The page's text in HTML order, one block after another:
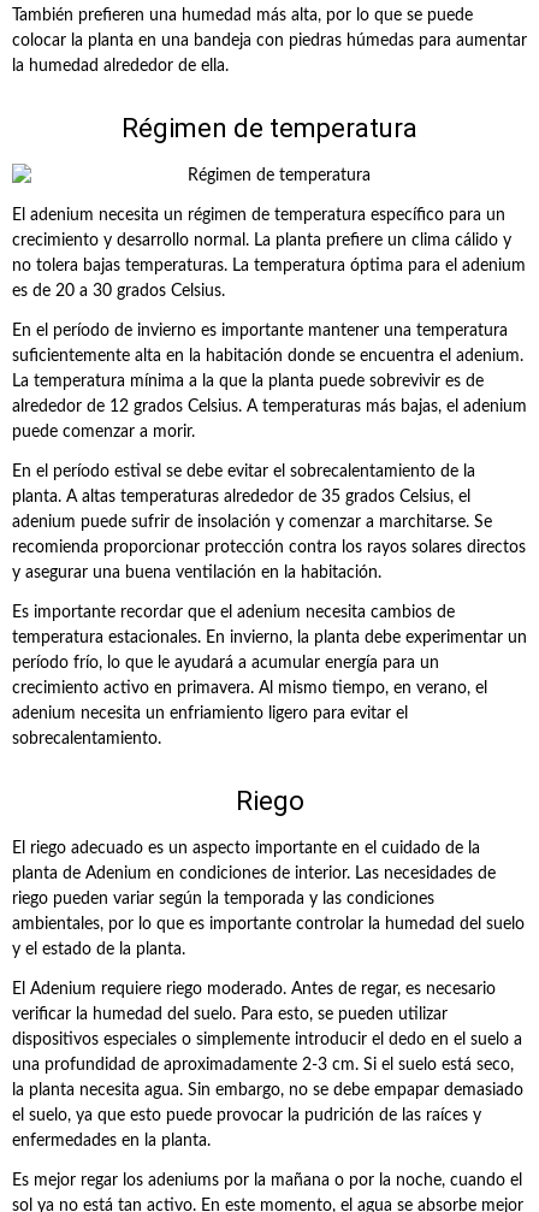
También prefieren una humedad más alta, por lo que se puede
colocar la planta en una bandeja con piedras húmedas para aumentar
la humedad alrededor de ella.
Régimen de temperatura
El adenium necesita un régimen de temperatura específico para un
crecimiento y desarrollo normal. La planta prefiere un clima cálido y
no tolera bajas temperaturas. La temperatura óptima para el adenium
es de 20 a 30 grados Celsius.
En el período de invierno es importante mantener una temperatura
suficientemente alta en la habitación donde se encuentra el adenium.
La temperatura mínima a la que la planta puede sobrevivir es de
alrededor de 12 grados Celsius. A temperaturas más bajas, el adenium
puede comenzar a morir.
En el período estival se debe evitar el sobrecalentamiento de la
planta. A altas temperaturas alrededor de 35 grados Celsius, el
adenium puede sufrir de insolación y comenzar a marchitarse. Se
recomienda proporcionar protección contra los rayos solares directos
y asegurar una buena ventilación en la habitación.
Es importante recordar que el adenium necesita cambios de
temperatura estacionales. En invierno, la planta debe experimentar un
período frío, lo que le ayudará a acumular energía para un
crecimiento activo en primavera. Al mismo tiempo, en verano, el
adenium necesita un enfriamiento ligero para evitar el
sobrecalentamiento.
Riego
El riego adecuado es un aspecto importante en el cuidado de la
planta de Adenium en condiciones de interior. Las necesidades de
riego pueden variar según la temporada y las condiciones
ambientales, por lo que es importante controlar la humedad del suelo
y el estado de la planta.
El Adenium requiere riego moderado. Antes de regar, es necesario
verificar la humedad del suelo. Para esto, se pueden utilizar
dispositivos especiales o simplemente introducir el dedo en el suelo a
una profundidad de aproximadamente 2-3 cm. Si el suelo está seco,
la planta necesita agua. Sin embargo, no se debe empapar demasiado
el suelo, ya que esto puede provocar la pudrición de las raíces y
enfermedades en la planta.
Es mejor regar los adeniums por la mañana o por la noche, cuando el
sol ya no está tan activo. En este momento, el agua se absorbe mejor